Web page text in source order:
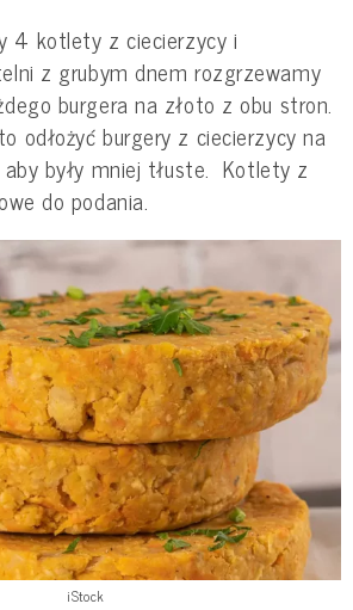
4 kotlety z ciecierzycy i
z grubym dnem rozgrzewamy
burgera na złoto z obu stron.
odłożyć burgery z ciecierzycy na
aby były mniej tłuste. Kotlety z
do podania.
iStock